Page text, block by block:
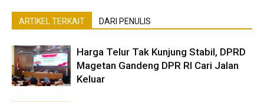
ARTIKEL TERKAIT DARI PENULIS
Harga Telur Tak Kunjung Stabil, DPRD
Magetan Gandeng DPR RI Cari Jalan
Keluar